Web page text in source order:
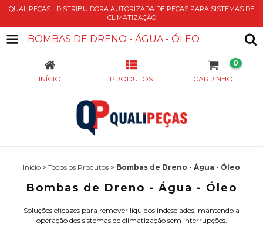
QUALIPEÇAS - DISTRIBUIDORA AUTORIZADA DE PEÇAS PARA SISTEMAS DE
CLIMATIZAÇÃO
BOMBAS DE DRENO - ÁGUA - ÓLEO
INÍCIO PRODUTOS CARRINHO
0
Início > Todos os Produtos > Bombas de Dreno - Água - Óleo
Bombas de Dreno - Água - Óleo
Soluções eficazes para remover líquidos indesejados, mantendo a
operação dos sistemas de climatização sem interrupções.